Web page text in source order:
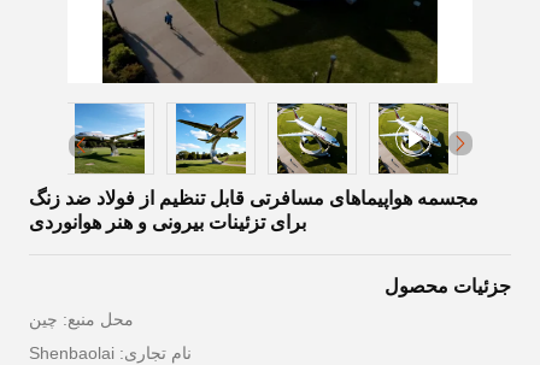
مجسمه هواپیماهای مسافرتی قابل تنظیم از فولاد ضد زنگ
برای تزئینات بیرونی و هنر هوانوردی
جزئیات محصول
محل منبع: چین
نام تجاری: Shenbaolai